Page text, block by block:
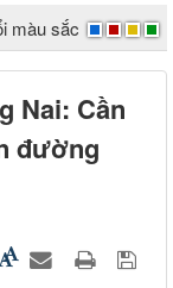
màu sắc
Nai: Cần
đường